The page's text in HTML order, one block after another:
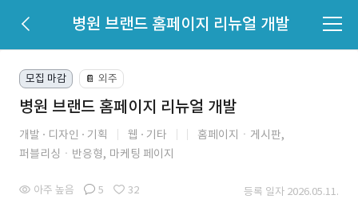
병원 브랜드 홈페이지 리뉴얼 개발
모집 마감 📔 외주
병원 브랜드 홈페이지 리뉴얼 개발
개발 디자인 기획 웹 기타
홈페이지ㆍ게시판,
퍼블리싱ㆍ반응형, 마케팅 페이지
아주 높음 5 32 등록 일자 2026.05.11.